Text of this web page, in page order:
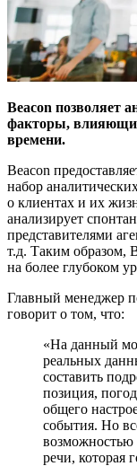
Beacon позволяет
факторы,
времени.
Beacon
набор
о клиентах и их
анализирует
представителями
т.д. Таким образом,
на более глубоком
Главный менеджер
говорит о том, что:
«На данный
реальных
составить
позиция,
общего
события. Но
возможностью
речи, которая